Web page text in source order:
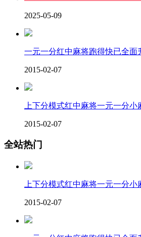
2025-05-09
一元一分红中麻将跑得快已全面
2015-02-07
上下分模式红中麻将一元一分小
2015-02-07
全站热门
上下分模式红中麻将一元一分
2015-02-07